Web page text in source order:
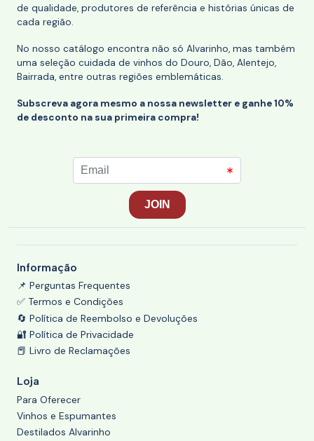
de qualidade, produtores de referência e histórias únicas de
cada região.
No nosso catálogo encontra não só Alvarinho, mas também
uma seleção cuidada de vinhos do Douro, Dão, Alentejo,
Bairrada, entre outras regiões emblemáticas.
Subscreva agora mesmo a nossa newsletter e ganhe 10%
de desconto na sua primeira compra!
Informação
📌 Perguntas Frequentes
✅ Termos e Condições
🔄 Política de Reembolso e Devoluções
🔐 Política de Privacidade
📕 Livro de Reclamações
Loja
Para Oferecer
Vinhos e Espumantes
Destilados Alvarinho